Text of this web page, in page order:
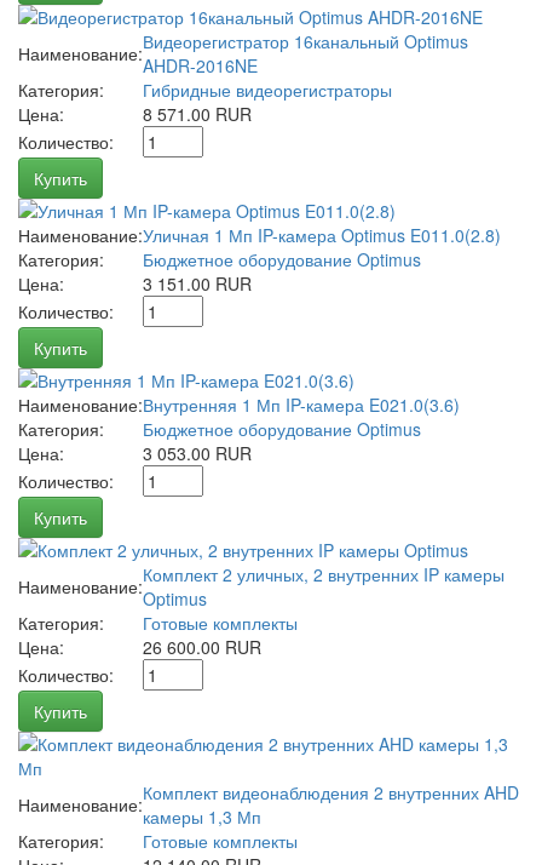
Наименование:Видеорегистратор 16канальный Optimus
AHDR-2016NE
Категория:
Гибридные видеорегистраторы
Цена:
8 571.00 RUR
Количество:
Купить
Наименование:Уличная 1 Мп IP-камера Optimus E011.0(2.8)
Категория:
Бюджетное оборудование Optimus
Цена:
3 151.00 RUR
Количество:
Купить
Наименование:Внутренняя 1 Мп IP-камера E021.0(3.6)
Категория:
Бюджетное оборудование Optimus
Цена:
3 053.00 RUR
Количество:
Купить
Наименование:Комплект 2 уличных, 2 внутренних IP камеры
Optimus
Категория:
Готовые комплекты
Цена:
26 600.00 RUR
Количество:
Купить
Наименование:Комплект видеонаблюдения 2 внутренних AHD
камеры 1,3 Мп
Категория:
Готовые комплекты